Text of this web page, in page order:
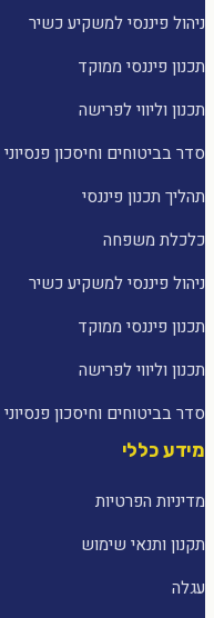
ניהול פיננסי למשקיע כשיר
תכנון פיננסי ממוקד
תכנון וליווי לפרישה
סדר בביטוחים וחיסכון פנסיוני
תהליך תכנון פיננסי
כלכלת משפחה
ניהול פיננסי למשקיע כשיר
תכנון פיננסי ממוקד
תכנון וליווי לפרישה
סדר בביטוחים וחיסכון פנסיוני
מידע כללי
מדיניות הפרטיות
תקנון ותנאי שימוש
עגלה